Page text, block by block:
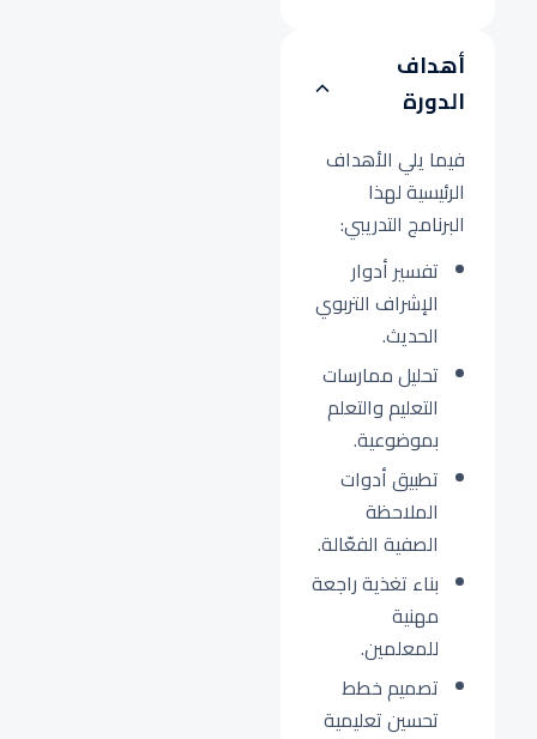
أهداف
الدورة
فيما يلي الأهداف
الرئيسية لهذا
البرنامج التدريبي:
تفسير أدوار
الإشراف التربوي
الحديث.
تحليل ممارسات
التعليم والتعلم
بموضوعية.
تطبيق أدوات
الملاحظة
الصفية الفعّالة.
بناء تغذية راجعة
مهنية
للمعلمين.
تصميم خطط
تحسين تعليمية